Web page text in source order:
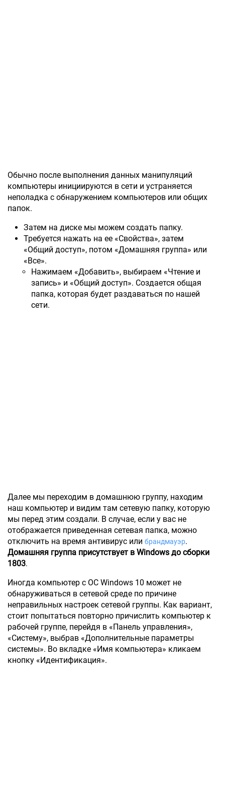
Обычно после выполнения данных манипуляций
компьютеры инициируются в сети и устраняется
неполадка с обнаружением компьютеров или общих
папок.
Затем на диске мы можем создать папку.
Требуется нажать на ее «Свойства», затем
«Общий доступ», потом «Домашняя группа» или
«Все».
Нажимаем «Добавить», выбираем «Чтение и
запись» и «Общий доступ». Создается общая
папка, которая будет раздаваться по нашей
сети.
Далее мы переходим в домашнюю группу, находим
наш компьютер и видим там сетевую папку, которую
мы перед этим создали. В случае, если у вас не
отображается приведенная сетевая папка, можно
отключить на время антивирус или брандмауэр.
Домашняя группа присутствует в Windows до сборки
1803.
Иногда компьютер с ОС Windows 10 может не
обнаруживаться в сетевой среде по причине
неправильных настроек сетевой группы. Как вариант,
стоит попытаться повторно причислить компьютер к
рабочей группе, перейдя в «Панель управления»,
«Систему», выбрав «Дополнительные параметры
системы». Во вкладке «Имя компьютера» кликаем
кнопку «Идентификация».